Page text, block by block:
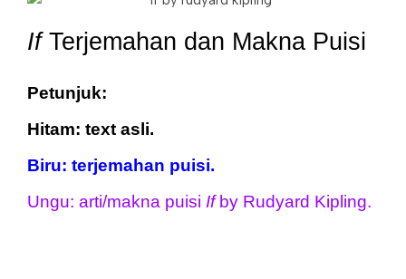
IfTerjemahan dan Makna Puisi
Petunjuk:
Hitam: text asli.
Biru: terjemahan puisi.
Ungu: arti/makna puisi If by Rudyard Kipling.